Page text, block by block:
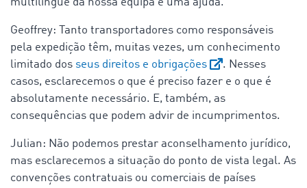
Geoffrey: Tanto transportadores como responsáveis
pela expedição têm, muitas vezes, um conhecimento
limitado dos seus direitos e obrigações
. Nesses
casos, esclarecemos o que é preciso fazer e o que é
absolutamente necessário. E, também, as
consequências que podem advir de incumprimentos.
Julian: Não podemos prestar aconselhamento jurídico,
mas esclarecemos a situação do ponto de vista legal. As
convenções contratuais ou comerciais de países